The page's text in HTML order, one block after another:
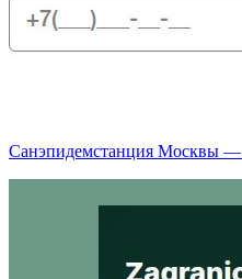
Санэпидемстанция Москвы —